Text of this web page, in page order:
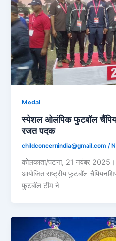
Medal
स्पेशल ओलंपिक फुटबॉल
रजत पदक
childconcernindia@gmail.com/
कोलकाता/पटना, 21 नवंबर 2025।
आयोजित राष्ट्रीय फुटबॉल
फुटबॉल टीम ने